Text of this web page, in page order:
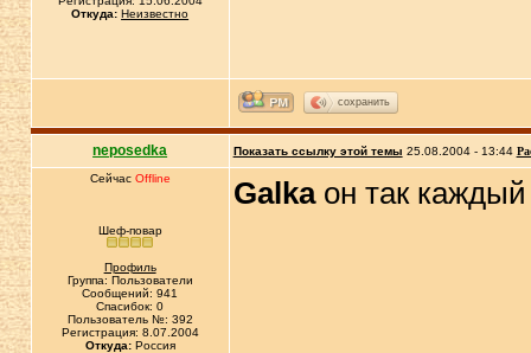
Откуда: Неизвестно
сохранить
neposedka Показать ссылку этой темы 25.08.2004 - 13:44
Сейчас Offline
Шеф-повар
Профиль
Группа: Пользователи
Сообщений: 941
Спасибок: 0
Пользователь №: 392
Регистрация: 8.07.2004
Откуда:Россия
Galkaон так каждый